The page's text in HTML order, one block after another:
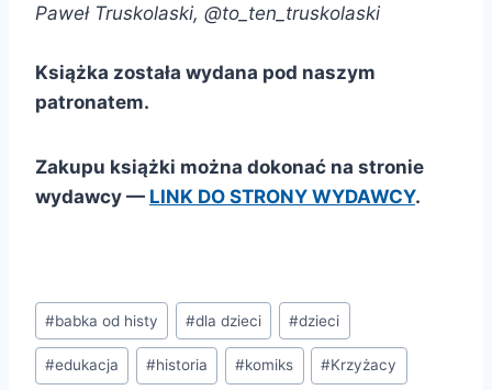
Paweł Truskolaski, @to_ten_truskolaski
Książka została wydana pod naszym
patronatem.
Zakupu książki można dokonać na stronie
wydawcy — LINK DO STRONY WYDAWCY.
Tagi
wpisu:
#babka od histy #dla dzieci #dzieci
#edukacja #historia #komiks #Krzyżacy